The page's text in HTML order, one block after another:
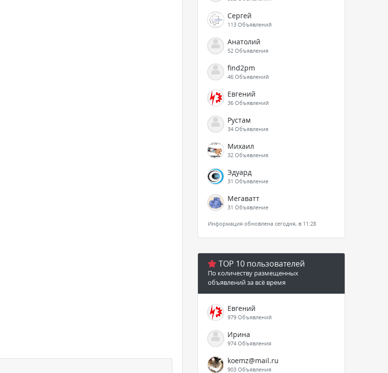
Сергей
113 Объявлений
Анатолий
52 Объявления
find2pm
46 Объявлений
Евгений
36 Объявлений
Рустам
34 Объявления
Михаил
32 Объявления
Эдуард
31 Объявление
Мегаватт
31 Объявление
Информация обновлена сегодня, в 11:28
TOP 10 пользователей
По количеству размещенных
объявлений за всё время
Евгений
979 Объявлений
Ирина
974 Объявления
koemz@mail.ru
903 Объявления